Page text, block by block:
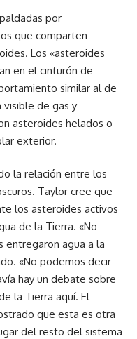
por
que comparten
Los «asteroides
en el cinturón de
similar al de
visible de gas y
asteroides helados o
exterior.
la relación entre los
Taylor cree que
los asteroides activos
de la Tierra. «No
entregaron agua a la
«No podemos decir
hay un debate sobre
la Tierra aquí. El
que esta es otra
del resto del sistema